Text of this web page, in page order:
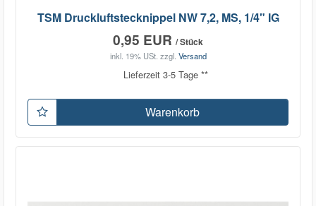
TSM Druckluftstecknippel NW 7,2, MS, 1/4" IG
0,95 EUR / Stück
inkl. 19% USt. zzgl. Versand
Lieferzeit 3-5 Tage **
Warenkorb